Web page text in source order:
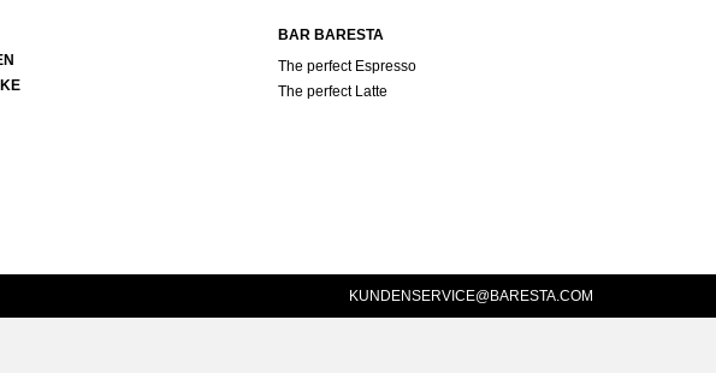
BAR BARESTA
The perfect Espresso
The perfect Latte
KUNDENSERVICE@BARESTA.COM